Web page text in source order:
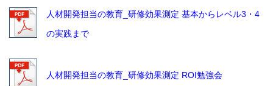
人材開発担当の教育_研修効果測定 基本からレベル3・4
の実践まで
人材開発担当の教育_研修効果測定 ROI勉強会